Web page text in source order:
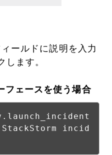
ールドに説明を入力
します。
フェースを使う場合
incid